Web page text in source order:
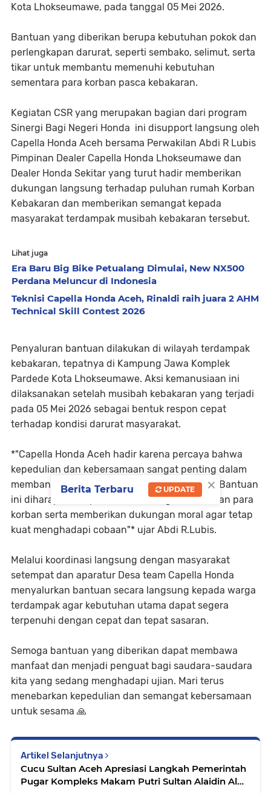
Kota Lhokseumawe, pada tanggal 05 Mei 2026.
Bantuan yang diberikan berupa kebutuhan pokok dan
perlengkapan darurat, seperti sembako, selimut, serta
tikar untuk membantu memenuhi kebutuhan
sementara para korban pasca kebakaran.
Kegiatan CSR yang merupakan bagian dari program
Sinergi Bagi Negeri Honda ini disupport langsung oleh
Capella Honda Aceh bersama Perwakilan Abdi R Lubis
Pimpinan Dealer Capella Honda Lhokseumawe dan
Dealer Honda Sekitar yang turut hadir memberikan
dukungan langsung terhadap puluhan rumah Korban
Kebakaran dan memberikan semangat kepada
masyarakat terdampak musibah kebakaran tersebut.
Lihat juga
Era Baru Big Bike Petualang Dimulai, New NX500
Perdana Meluncur di Indonesia
Teknisi Capella Honda Aceh, Rinaldi raih juara 2 AHM
Technical Skill Contest 2026
Penyaluran bantuan dilakukan di wilayah terdampak
kebakaran, tepatnya di Kampung Jawa Komplek
Pardede Kota Lhokseumawe. Aksi kemanusiaan ini
dilaksanakan setelah musibah kebakaran yang terjadi
pada 05 Mei 2026 sebagai bentuk respon cepat
terhadap kondisi darurat masyarakat.
*"Capella Honda Aceh hadir karena percaya bahwa
kepedulian dan kebersamaan sangat penting dalam
membantu masyarakat bangkit dari musibah. Bantuan
ini diharapkan dapat sedikit meringankan beban para
korban serta memberikan dukungan moral agar tetap
kuat menghadapi cobaan"* ujar Abdi R.Lubis.
Melalui koordinasi langsung dengan masyarakat
setempat dan aparatur Desa team Capella Honda
menyalurkan bantuan secara langsung kepada warga
terdampak agar kebutuhan utama dapat segera
terpenuhi dengan cepat dan tepat sasaran.
Semoga bantuan yang diberikan dapat membawa
manfaat dan menjadi penguat bagi saudara-saudara
kita yang sedang menghadapi ujian. Mari terus
menebarkan kepedulian dan semangat kebersamaan
untuk sesama 🙏
Artikel Selanjutnya
Cucu Sultan Aceh Apresiasi Langkah Pemerintah
Pugar Kompleks Makam Putri Sultan Alaidin Al
×
Berita Terbaru UPDATE